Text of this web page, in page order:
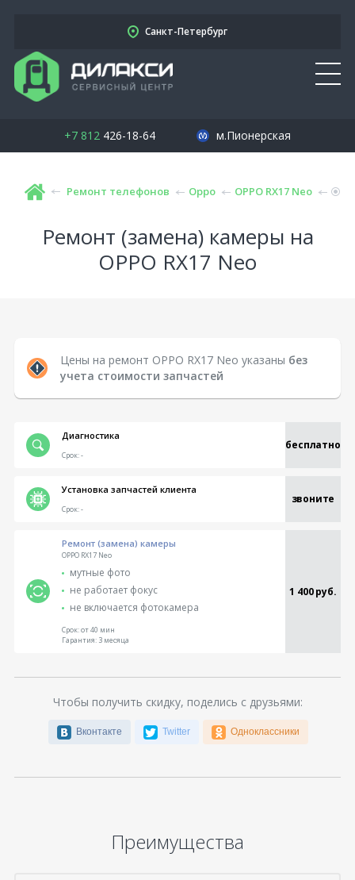
Санкт-Петербург
+7 812426-18-64 м.Пионерская
Ремонт телефонов Oppo OPPO RX17 Neo
Ремонт (замена) камеры на
OPPO RX17 Neo
Цены на ремонт OPPO RX17 Neo указаны без
учета стоимости запчастей
Диагностика
бесплатно
Срок:-
Установка запчастей клиента
звоните
Срок:-
Ремонт (замена) камеры
OPPO RX17 Neo
мутные фото
не работает фокус
не включается фотокамера
1 400 руб.
Срок:от 40 мин
Гарантия:3 месяца
Чтобы получить скидку, поделись с друзьями:
Вконтакте Twitter Одноклассники
Преимущества